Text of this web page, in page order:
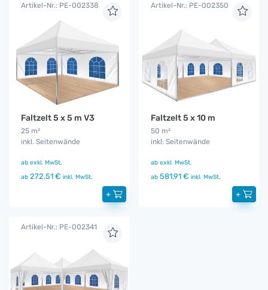
Artikel-Nr.: PE-002338
Faltzelt 5 x 5 m V3
25 m²
inkl. Seitenwände
ab exkl. MwSt.
ab 272,51 € inkl. MwSt.
+
Artikel-Nr.: PE-002350
Faltzelt 5 x 10 m
50 m²
inkl. Seitenwände
ab exkl. MwSt.
ab 581,91 € inkl. MwSt.
+
Artikel-Nr.: PE-002341